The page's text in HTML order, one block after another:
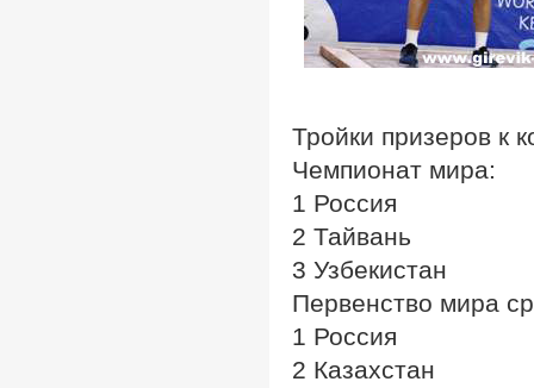
Тройки призеров к
Чемпионат мира:
1 Россия
2 Тайвань
3 Узбекистан
Первенство мира
1 Россия
2 Казахстан